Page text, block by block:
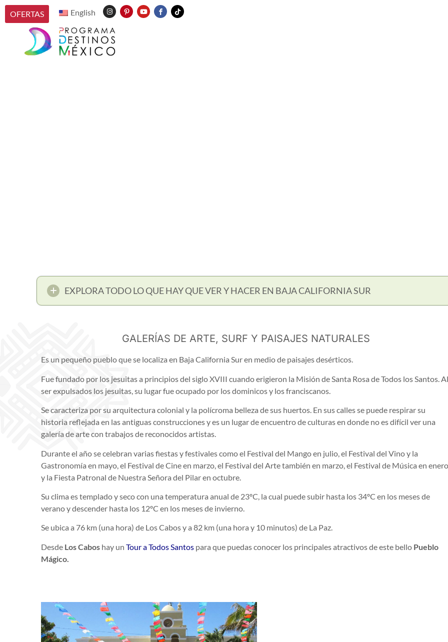
OFERTAS English
EXPLORA TODO LO QUE HAY QUE VER Y HACER EN BAJA CALIFORNIA SUR
GALERÍAS DE ARTE, SURF Y PAISAJES NATURALES
Es un pequeño pueblo que se localiza en Baja California Sur en medio de paisajes desérticos.
Fue fundado por los jesuitas a principios del siglo XVIII cuando erigieron la Misión de Santa Rosa de Todos los Santos. Al
ser expulsados los jesuitas, su lugar fue ocupado por los dominicos y los franciscanos.
Se caracteriza por su arquitectura colonial y la polícroma belleza de sus huertos. En sus calles se puede respirar su
historia reflejada en las antiguas construcciones y es un lugar de encuentro de culturas en donde no es difícil ver una
galería de arte con trabajos de reconocidos artistas.
Durante el año se celebran varias fiestas y festivales como el Festival del Mango en julio, el Festival del Vino y la
Gastronomía en mayo, el Festival de Cine en marzo, el Festival del Arte también en marzo, el Festival de Música en enero
y la Fiesta Patronal de Nuestra Señora del Pilar en octubre.
Su clima es templado y seco con una temperatura anual de 23ºC, la cual puede subir hasta los 34ºC en los meses de
verano y descender hasta los 12ºC en los meses de invierno.
Se ubica a 76 km (una hora) de Los Cabos y a 82 km (una hora y 10 minutos) de La Paz.
Desde Los Cabos hay un Tour a Todos Santos para que puedas conocer los principales atractivos de este bello Pueblo
Mágico.